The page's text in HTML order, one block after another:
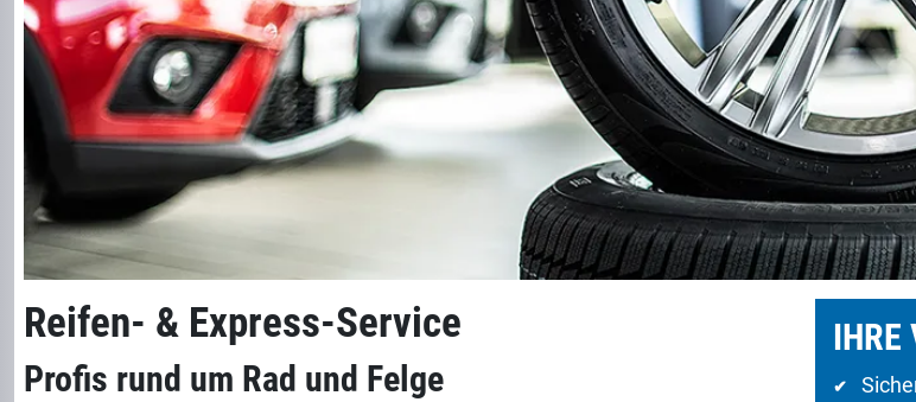
Reifen- & Express-Service
Profis rund um Rad und Felge
IHRE
✔